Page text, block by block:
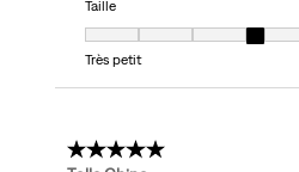
Taille
Très petit
5 étoile(s) sur 5.